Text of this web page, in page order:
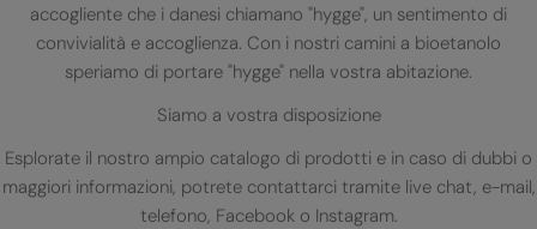
accogliente che i danesi chiamano "hygge", un sentimento di
convivialità e accoglienza. Con i nostri camini a bioetanolo
speriamo di portare "hygge" nella vostra abitazione.
Siamo a vostra disposizione
Esplorate il nostro ampio catalogo di prodotti e in caso di dubbi o
maggiori informazioni, potrete contattarci tramite live chat, e-mail,
telefono, Facebook o Instagram.